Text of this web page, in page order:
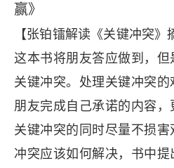
第9章 实战宝典：如何应对各
附录A 关键冲突应对技能自
附录B 六种影响力诊断问题表
附录D 阅读小组讨论问题
赢》
【张铂镭解读《关键冲突》
这本书将朋友答应做到，
关键冲突。处理关键冲突
朋友完成自己承诺的内容
关键冲突的同时尽量不损
冲突应该如何解决，书中